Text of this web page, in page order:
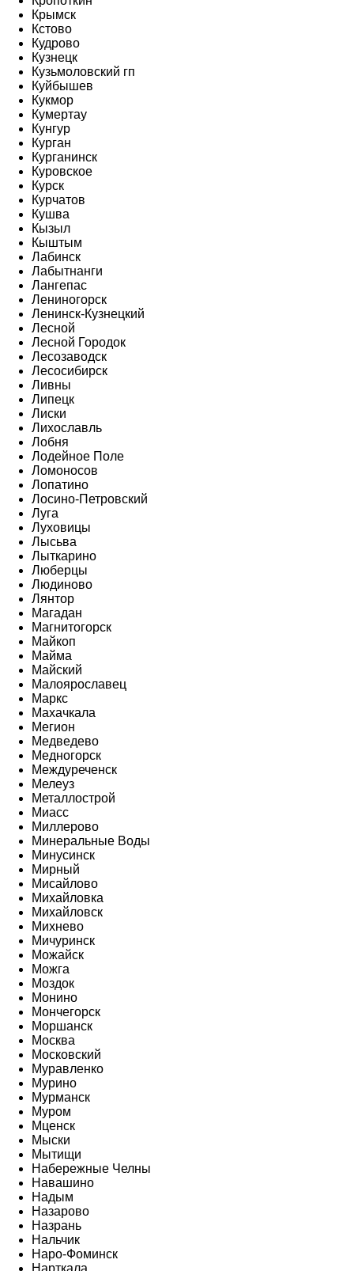
Крымск
Кстово
Кудрово
Кузнецк
Кузьмоловский гп
Куйбышев
Кукмор
Кумертау
Кунгур
Курган
Курганинск
Куровское
Курск
Курчатов
Кушва
Кызыл
Кыштым
Лабинск
Лабытнанги
Лангепас
Лениногорск
Ленинск-Кузнецкий
Лесной
Лесной Городок
Лесозаводск
Лесосибирск
Ливны
Липецк
Лиски
Лихославль
Лобня
Лодейное Поле
Ломоносов
Лопатино
Лосино-Петровский
Луга
Луховицы
Лысьва
Лыткарино
Люберцы
Людиново
Лянтор
Магадан
Магнитогорск
Майкоп
Майма
Майский
Малоярославец
Маркс
Махачкала
Мегион
Медведево
Медногорск
Междуреченск
Мелеуз
Металлострой
Миасс
Миллерово
Минеральные Воды
Минусинск
Мирный
Мисайлово
Михайловка
Михайловск
Михнево
Мичуринск
Можайск
Можга
Моздок
Монино
Мончегорск
Моршанск
Москва
Московский
Муравленко
Мурино
Мурманск
Муром
Мценск
Мыски
Мытищи
Набережные Челны
Навашино
Надым
Назарово
Назрань
Нальчик
Наро-Фоминск
Нарткала